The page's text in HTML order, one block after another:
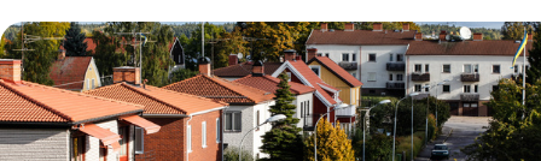
Starta studiecirkel
Cirkelledare